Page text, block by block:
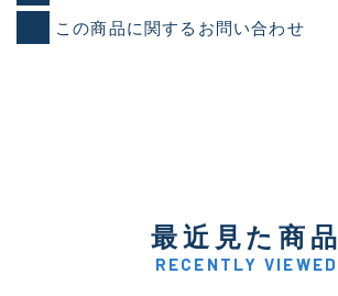
この商品に関するお問い合わせ
最近見た商品
RECENTLY VIEWED